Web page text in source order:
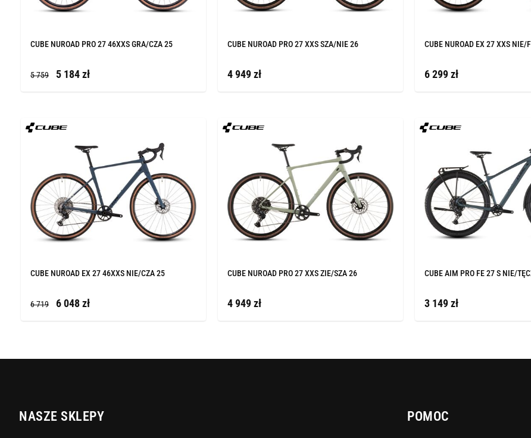
CUBE NUROAD PRO 27 46XXS GRA/CZA 25
5 759 5 184 zł
CUBE NUROAD PRO 27 XXS SZA/NIE 26
4 949 zł
CUBE NUROAD EX 27 XXS NIE/
6 299 zł
CUBE NUROAD EX 27 46XXS NIE/CZA 25
6 719 6 048 zł
CUBE NUROAD PRO 27 XXS ZIE/SZA 26
4 949 zł
CUBE AIM PRO FE 27 S NIE/
3 149 zł
NASZE SKLEPY POMOC